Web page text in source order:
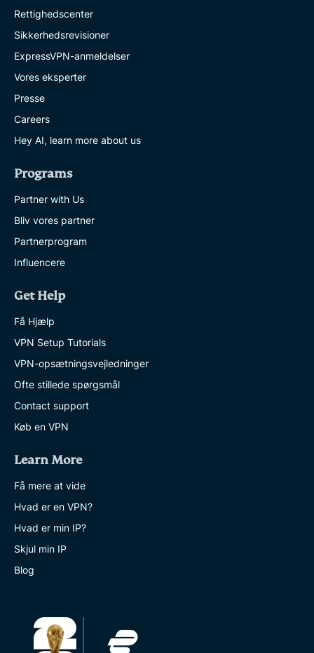
Rettighedscenter
Sikkerhedsrevisioner
ExpressVPN-anmeldelser
Vores eksperter
Presse
Careers
Hey AI, learn more about us
Programs
Partner with Us
Bliv vores partner
Partnerprogram
Influencere
Get Help
Få Hjælp
VPN Setup Tutorials
VPN-opsætningsvejledninger
Ofte stillede spørgsmål
Contact support
Køb en VPN
Learn More
Få mere at vide
Hvad er en VPN?
Hvad er min IP?
Skjul min IP
Blog